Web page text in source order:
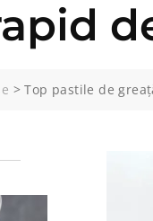
>Top pastile de